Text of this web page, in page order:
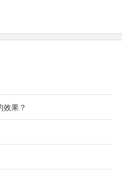
果？
风
层次感，又要营造空间错落